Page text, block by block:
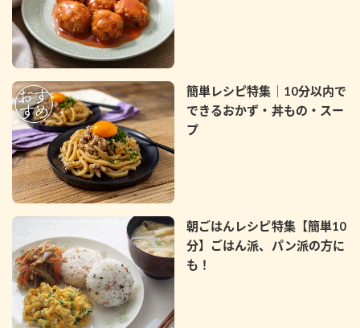
簡単レシピ特集｜10分以内で
できるおかず・丼もの・スー
プ
朝ごはんレシピ特集【簡単10
分】ごはん派、パン派の方に
も！